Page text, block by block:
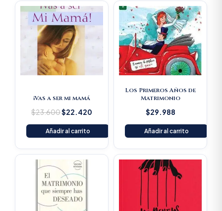
¡Vas a ser mi mamá
$23.600
Original
price
was:
$23.600.
$22.420
Current
price
$22.420.
Añadir al carrito
Los Primeros Años de
Matrimonio
$29.988
Añadir al carrito
Original
price
was:
$51.800.
Current